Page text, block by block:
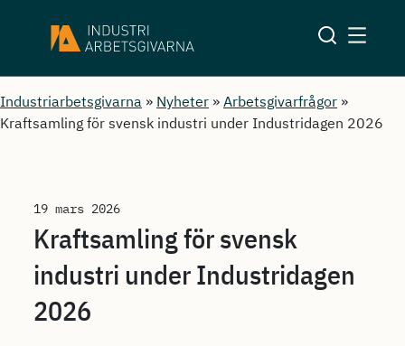
Industriarbetsgivarna » Nyheter » Arbetsgivarfrågor »
Kraftsamling för svensk industri under Industridagen 2026
19 mars 2026
Kraftsamling för svensk
industri under Industridagen
2026